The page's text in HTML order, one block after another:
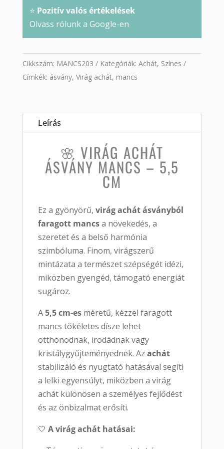
⭐ Pozitív valós értékelések
Olvass rólunk a Google-en
Cikkszám: MANCS203 Kategóriák: Achát, Színes
Címkék: ásvány, Virág achát, mancs
Leírás
🌸 VIRÁG ACHÁT
ÁSVÁNY MANCS – 5,5
CM
Ez a gyönyörű, virág achát ásványból
faragott mancsa növekedés, a
szeretet és a belső harmónia
szimbóluma. Finom, virágszerű
mintázata a természet szépségét idézi,
miközben gyengéd, támogató energiát
sugároz.
A5,5 cm-esméretű, kézzel faragott
mancs tökéletes dísze lehet
otthonodnak, irodádnak vagy
kristálygyűjteményednek. Az achát
stabilizáló és nyugtató hatásával segíti
a lelki egyensúlyt, miközben a virág
achát különösen a személyes fejlődést
és az önbizalmat erősíti.
🤍 A virág achát hatásai: